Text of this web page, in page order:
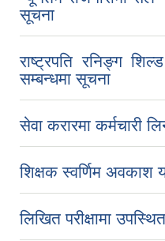
सूचना
राष्ट्रपति रनिङ्ग
सम्बन्धमा सूचना
सेवा करारमा कर्मचारी
शिक्षक स्वर्णिम अवकाश
लिखित परीक्षामा